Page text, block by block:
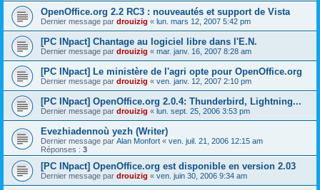
OpenOffice.org 2.2 RC3 : nouveautés et support de Vista
Dernier message par drouizig « lun. mars 12, 2007 5:42 pm
[PC INpact] Chantage au logiciel libre dans l'E.N.
Dernier message par drouizig « mar. janv. 16, 2007 8:28 am
[PC INpact] Le ministère de l'agri opte pour OpenOffice.org
Dernier message par drouizig « ven. janv. 12, 2007 2:10 pm
[PC INpact] OpenOffice.org 2.0.4: Thunderbird, Lightning...
Dernier message par drouizig « lun. sept. 25, 2006 3:53 pm
Evezhiadennoù yezh (Writer)
Dernier message par Alan Monfort « ven. juil. 21, 2006 12:15 am
Réponses : 3
[PC INpact] OpenOffice.org est disponible en version 2.03
Dernier message par drouizig « ven. juin 30, 2006 9:34 am